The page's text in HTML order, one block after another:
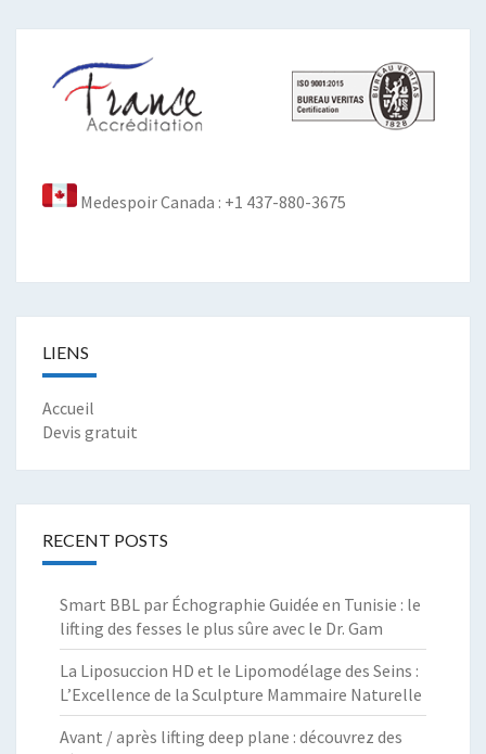
Medespoir Canada : +1 437-880-3675
LIENS
Accueil
Devis gratuit
RECENT POSTS
Smart BBL par Échographie Guidée en Tunisie : le
lifting des fesses le plus sûre avec le Dr. Gam
La Liposuccion HD et le Lipomodélage des Seins :
L’Excellence de la Sculpture Mammaire Naturelle
Avant / après lifting deep plane : découvrez des